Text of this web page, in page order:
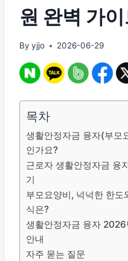
원 완벽 가
By yjjo 2026-06-29
목차
생활안정자금 융자(부모
인가요?
근로자 생활안정자금 융
기
부모요양비, 넉넉한 한
식은?
생활안정자금 융자
안내
자주 묻는 질문